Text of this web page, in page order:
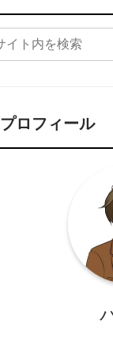
プロフィール